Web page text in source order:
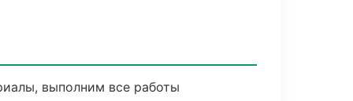
выполним все работы